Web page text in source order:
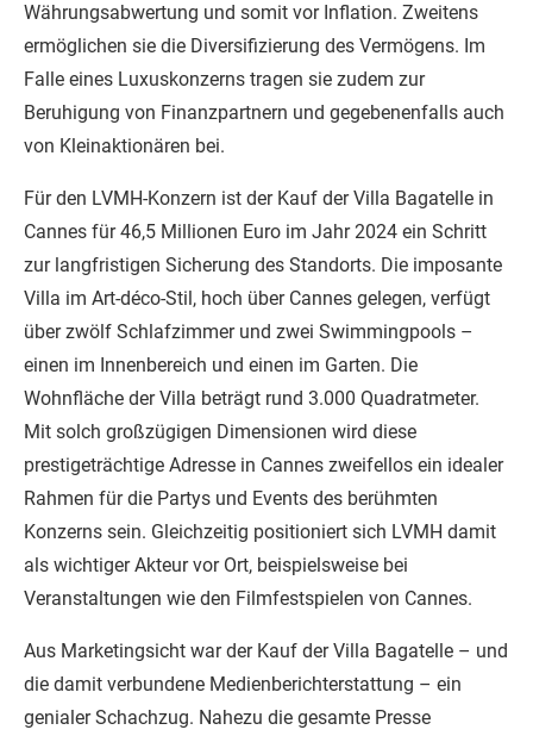
Währungsabwertung und somit vor Inflation. Zweitens
ermöglichen sie die Diversifizierung des Vermögens. Im
Falle eines Luxuskonzerns tragen sie zudem zur
Beruhigung von Finanzpartnern und gegebenenfalls auch
von Kleinaktionären bei.
Für den LVMH-Konzern ist der Kauf der Villa Bagatelle in
Cannes für 46,5 Millionen Euro im Jahr 2024 ein Schritt
zur langfristigen Sicherung des Standorts. Die imposante
Villa im Art-déco-Stil, hoch über Cannes gelegen, verfügt
über zwölf Schlafzimmer und zwei Swimmingpools –
einen im Innenbereich und einen im Garten. Die
Wohnfläche der Villa beträgt rund 3.000 Quadratmeter.
Mit solch großzügigen Dimensionen wird diese
prestigeträchtige Adresse in Cannes zweifellos ein idealer
Rahmen für die Partys und Events des berühmten
Konzerns sein. Gleichzeitig positioniert sich LVMH damit
als wichtiger Akteur vor Ort, beispielsweise bei
Veranstaltungen wie den Filmfestspielen von Cannes.
Aus Marketingsicht war der Kauf der Villa Bagatelle – und
die damit verbundene Medienberichterstattung – ein
genialer Schachzug. Nahezu die gesamte Presse